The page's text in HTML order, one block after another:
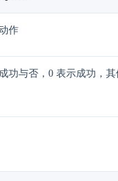
作
功与否，0 表示成功，